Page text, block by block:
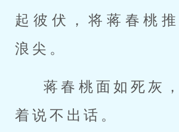
起彼伏，将蒋春桃
浪尖。
蒋春桃面如死灰
着说不出话。